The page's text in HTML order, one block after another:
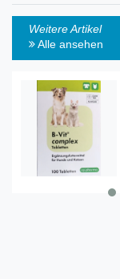
Weitere Artikel
Alle ansehen